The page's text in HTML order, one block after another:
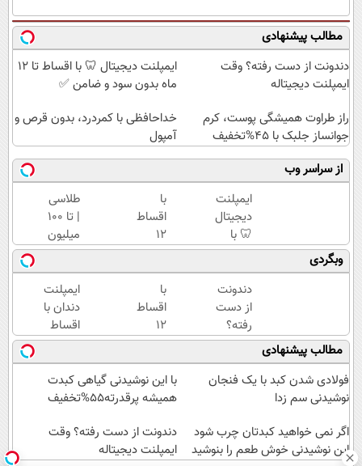
مطالب پیشنهادی
دندونت از دست رفته؟ وقت
ایمپلنت دیجیتاله
ایمپلنت دیجیتال 🦷 با اقساط تا 12
ماه بدون سود و ضامن ✅
راز طراوت همیشگی پوست، کرم
جوانساز جلبک با 45%تخفیف
خداحافظی با کمردرد، بدون قرص و
آمپول
از سراسر وب
ایمپلنت
دیجیتال
🦷 با
اقساط
تا 12
ماه
بدون
سود و
ضامن
✅
با
اقساط
12
ماهه
دندونتو
ایمپلنت
کن 🧩
بدون
سود
طلاسی
| تا 100
میلیون
وام
آنی
خرید
طلا💰
ثبت
نام
کن!
وبگردی
دندونت
از دست
رفته؟
وقت
ایمپلنت
دیجیتاله
با
اقساط
12
ماهه
دندونتو
ایمپلنت
کن 🧩
سود
ایمپلنت
دندان با
اقساط
12
ماهه
✅
بدون
بدون
مطالب پیشنهادی
فولادی شدن کبد با یک فنجان
نوشیدنی سم زدا
با این نوشیدنی گیاهی کبدت
همیشه پرقدرته55%تخفیف
اگر نمی خواهید کبدتان چرب شود
این نوشیدنی خوش طعم را بنوشید
دندونت از دست رفته؟ وقت
ایمپلنت دیجیتاله